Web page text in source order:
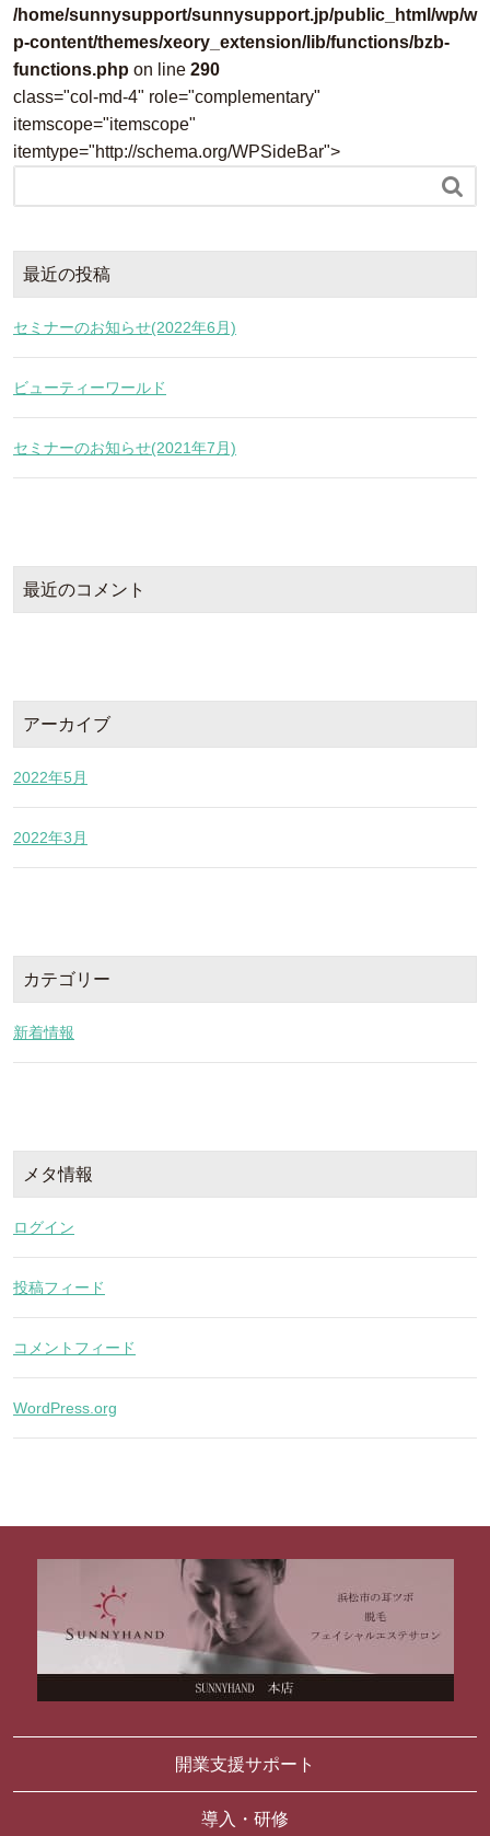
/home/sunnysupport/sunnysupport.jp/public_html/wp/w
p-content/themes/xeory_extension/lib/functions/bzb-
functions.php on line 290
class="col-md-4" role="complementary"
itemscope="itemscope"
itemtype="http://schema.org/WPSideBar">

最近の投稿
セミナーのお知らせ(2022年6月)
ビューティーワールド
セミナーのお知らせ(2021年7月)
最近のコメント
アーカイブ
2022年5月
2022年3月
カテゴリー
新着情報
メタ情報
ログイン
投稿フィード
コメントフィード
WordPress.org
開業支援サポート
導入・研修